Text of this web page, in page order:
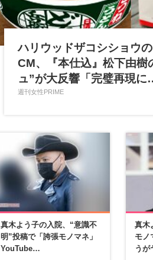
ハリウッドザコシショウ
CM、『本仕込』松下由樹
ュ”が大反響「完璧再現
週刊女性PRIME
真木よう子の入院、“意識不
明”投稿で「誇張モノマネ」
YouTube…
真木
モノ
う